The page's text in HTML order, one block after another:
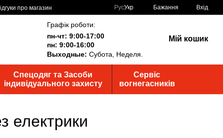
про магазин
РусУкр Бажання Вхід
Графік роботи:
пн-чт: 9:00-17:00
пн: 9:00-16:00
Выходные: Субота, Неделя.
Мій кошик
Спецодяг та Засоби
індивідуального захисту
Сервіс
вогнегасників
електрики